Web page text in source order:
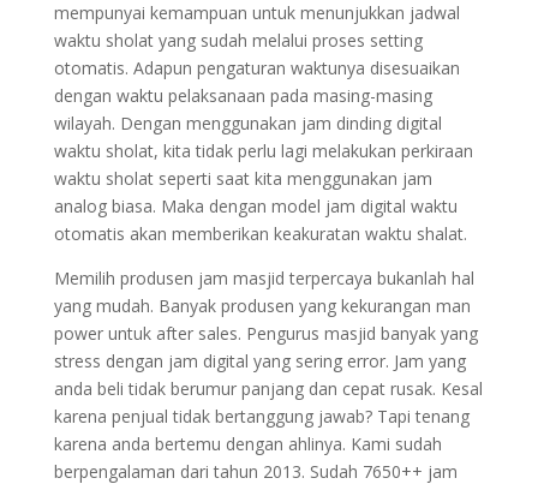
mempunyai kemampuan untuk menunjukkan jadwal
waktu sholat yang sudah melalui proses setting
otomatis. Adapun pengaturan waktunya disesuaikan
dengan waktu pelaksanaan pada masing-masing
wilayah. Dengan menggunakan jam dinding digital
waktu sholat, kita tidak perlu lagi melakukan perkiraan
waktu sholat seperti saat kita menggunakan jam
analog biasa. Maka dengan model jam digital waktu
otomatis akan memberikan keakuratan waktu shalat.
Memilih produsen jam masjid terpercaya bukanlah hal
yang mudah. Banyak produsen yang kekurangan man
power untuk after sales. Pengurus masjid banyak yang
stress dengan jam digital yang sering error. Jam yang
anda beli tidak berumur panjang dan cepat rusak. Kesal
karena penjual tidak bertanggung jawab? Tapi tenang
karena anda bertemu dengan ahlinya. Kami sudah
berpengalaman dari tahun 2013. Sudah 7650++ jam